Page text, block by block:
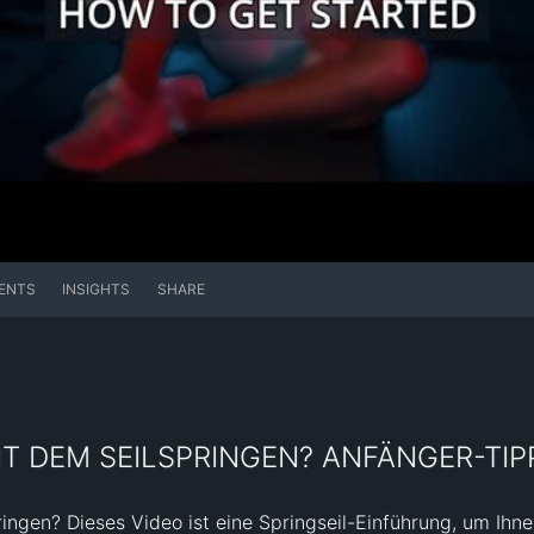
INSIGHTS SHARE
DEM SEILSPRINGEN? ANFÄNGER-
Dieses Video ist eine Springseil-Einführung, um